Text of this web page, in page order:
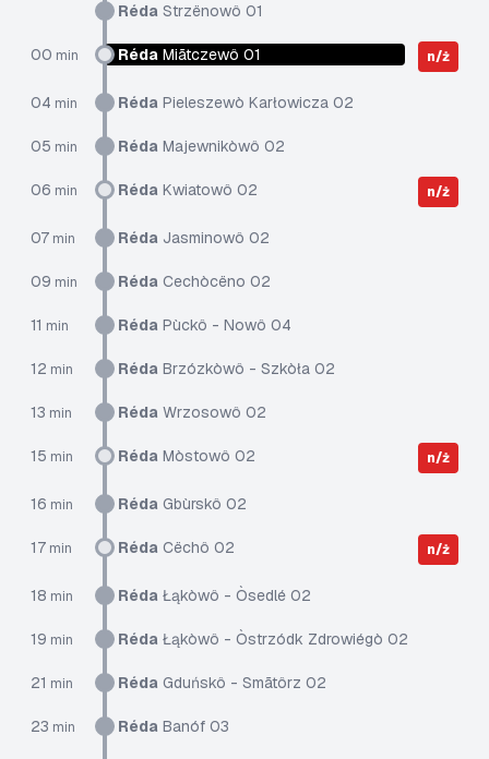
Réda Strzënowô 01
00 min Réda Miãtczewô 01 n/ż
04 min Réda Pieleszewò Karłowicza 02
05 min Réda Majewnikòwô 02
06 min Réda Kwiatowô 02 n/ż
07 min Réda Jasminowô 02
09 min Réda Cechòcëno 02
11 min Réda Pùckô - Nowô 04
12 min Réda Brzózkòwô - Szkòła 02
13 min Réda Wrzosowô 02
15 min Réda Mòstowô 02 n/ż
16 min Réda Gbùrskô 02
17 min Réda Cëchô 02 n/ż
18 min Réda Łąkòwô - Òsedlé 02
19 min Réda Łąkòwô - Òstrzódk Zdrowiégò 02
21 min Réda Gduńskô - Smãtôrz 02
23 min Réda Banóf 03